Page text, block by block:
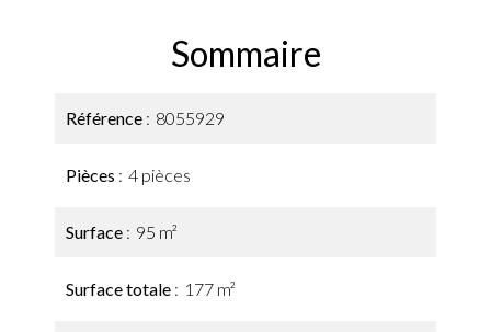
Sommaire
Référence 8055929
Pièces 4 pièces
Surface 95 m²
Surface totale 177 m²